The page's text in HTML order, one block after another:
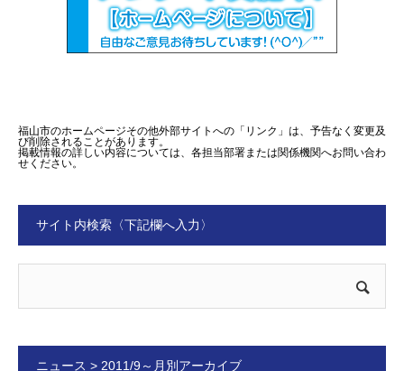
福山市のホームページその他外部サイトへの「リンク」は、予告なく変更及
び削除されることがあります。
掲載情報の詳しい内容については、各担当部署または関係機関へお問い合わ
せください。
サイト内検索〈下記欄へ入力〉
ニュース > 2011/9～月別アーカイブ